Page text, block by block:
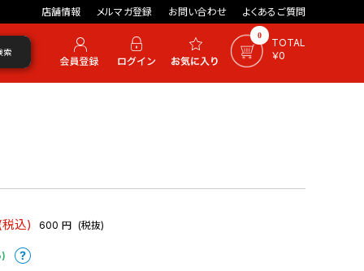
店舗情報 メルマガ登録 お問い合わせ よくあるご質問
0
TOTAL
￥0
索
込) 600 円 (税抜)